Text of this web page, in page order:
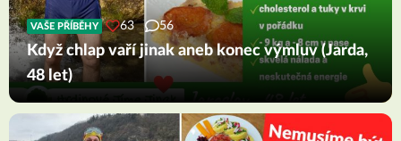
VAŠE PŘÍBĚHY 63 56
Když chlap vaří jinak aneb konec výmluv (Jarda,
48 let)